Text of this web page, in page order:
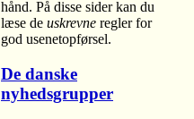
hånd. På disse sider kan du
læse de uskrevne regler for
god usenetopførsel.
De danske
nyhedsgrupper